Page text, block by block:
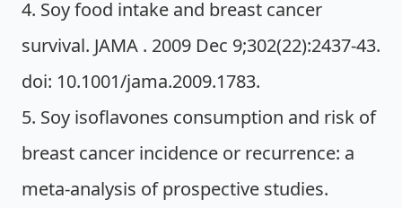
4. Soy food intake and breast cancer
survival. JAMA . 2009 Dec 9;302(22):2437-43.
doi: 10.1001/jama.2009.1783.
5. Soy isoflavones consumption and risk of
breast cancer incidence or recurrence: a
meta-analysis of prospective studies.